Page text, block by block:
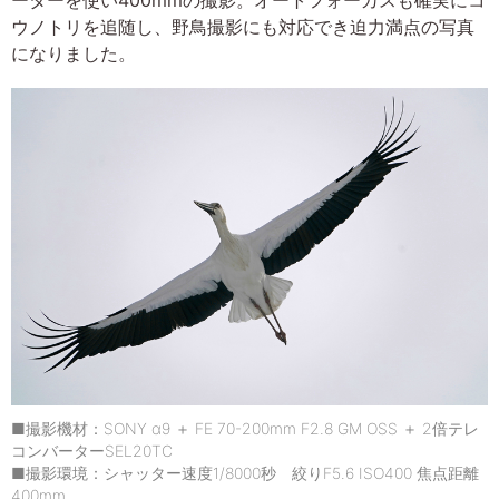
ウノトリを追随し、野鳥撮影にも対応でき迫力満点の写真
になりました。
■撮影機材：SONY α9 ＋ FE 70-200mm F2.8 GM OSS ＋ 2倍テレ
コンバーターSEL20TC
■撮影環境：シャッター速度1/8000秒 絞りF5.6 ISO400 焦点距離